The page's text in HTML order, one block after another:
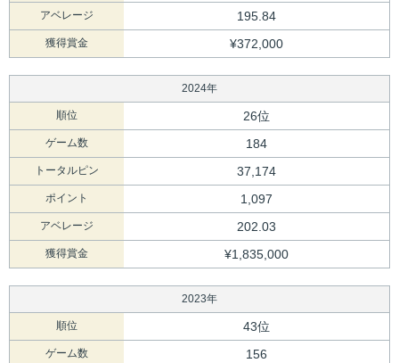
アベレージ 195.84
獲得賞金 ¥372,000
2024年
順位 26位
ゲーム数 184
トータルピン 37,174
ポイント 1,097
アベレージ 202.03
獲得賞金 ¥1,835,000
2023年
順位 43位
ゲーム数 156